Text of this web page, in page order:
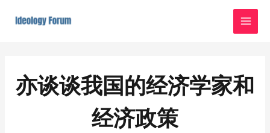
亦谈谈我国的经济学家和
经济政策